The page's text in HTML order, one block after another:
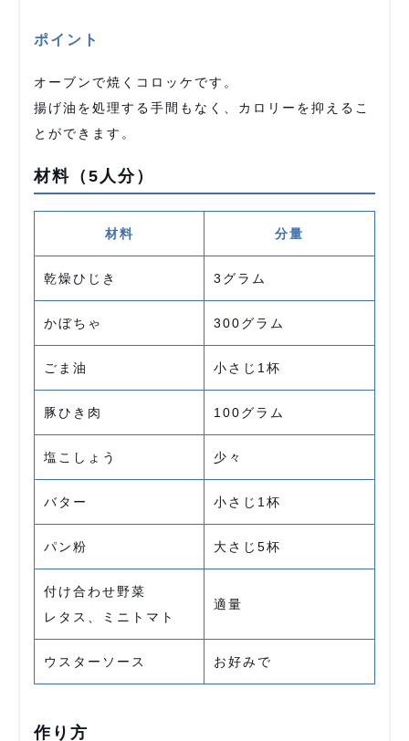
ポイント
オーブンで焼くコロッケです。
揚げ油を処理する手間もなく、カロリーを抑えるこ
とができます。
材料（5人分）
材料 分量
乾燥ひじき 3グラム
かぼちゃ 300グラム
ごま油 小さじ1杯
豚ひき肉 100グラム
塩こしょう 少々
バター 小さじ1杯
パン粉 大さじ5杯
付け合わせ野菜
レタス、ミニトマト
適量
ウスターソース お好みで
作り方